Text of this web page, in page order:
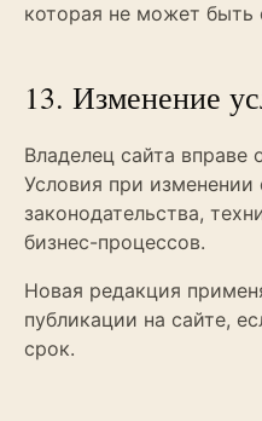
которая не может быть
13. Изменение
Владелец сайта вправе
Условия при изменении
законодательства,
бизнес-процессов.
Новая редакция
публикации на сайте,
срок.